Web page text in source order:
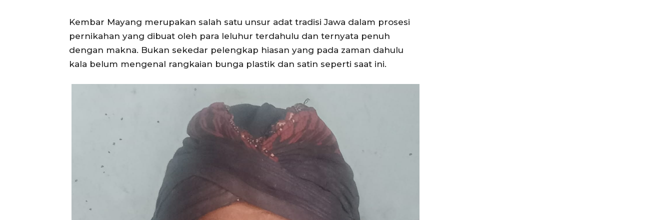
Kembar Mayang merupakan salah satu unsur adat tradisi Jawa dalam prosesi
pernikahan yang dibuat oleh para leluhur terdahulu dan ternyata penuh
dengan makna. Bukan sekedar pelengkap hiasan yang pada zaman dahulu
kala belum mengenal rangkaian bunga plastik dan satin seperti saat ini.